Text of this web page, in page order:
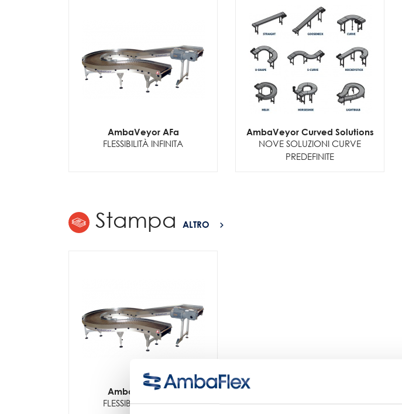
AmbaVeyor AFa
FLESSIBILITÀ INFINITA
AmbaVeyor Curved Solutions
NOVE SOLUZIONI CURVE
PREDEFINITE
Stampa ALTRO
AmbaVeyor AFa
FLESSIBILITÀ INFINITA